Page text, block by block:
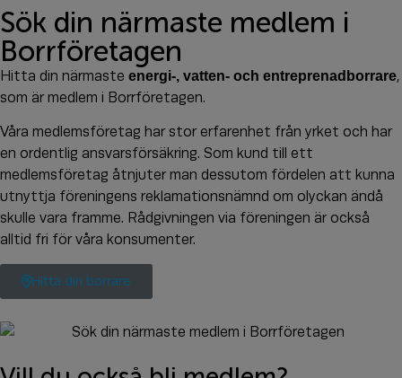
Sök din närmaste medlem i
Borrföretagen
Hitta din närmaste energi-, vatten- och entreprenadborrare,
som är medlem i Borrföretagen.
Våra medlemsföretag har stor erfarenhet från yrket och har
en ordentlig ansvarsförsäkring. Som kund till ett
medlemsföretag åtnjuter man dessutom fördelen att kunna
utnyttja föreningens reklamationsnämnd om olyckan ändå
skulle vara framme. Rådgivningen via föreningen är också
alltid fri för våra konsumenter.
Hitta din borrare